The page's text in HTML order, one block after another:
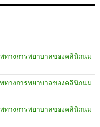
ทางการพยาบาลของคลินิกนม
ทางการพยาบาลของคลินิกนม
ทางการพยาบาลของคลินิกนม